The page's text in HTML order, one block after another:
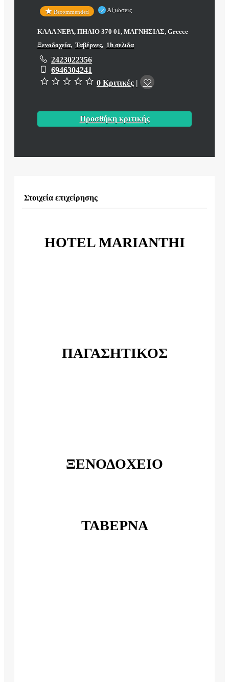
Recommended Αξιώσεις
ΚΑΛΑ ΝΕΡΑ, ΠΗΛΙΟ 370 01, ΜΑΓΝΗΣΙΑΣ, Greece
Ξενοδοχεία, Ταβέρνες, 1h σελιδα
2423022356
6946304241
0 Κριτικές |
Προσθήκη κριτικής
Στοιχεία επιχείρησης
HOTEL MARIANTHI
ΠΑΓΑΣΗΤΙΚΟΣ
ΞΕΝΟΔΟΧΕΙΟ
ΤΑΒΕΡΝΑ